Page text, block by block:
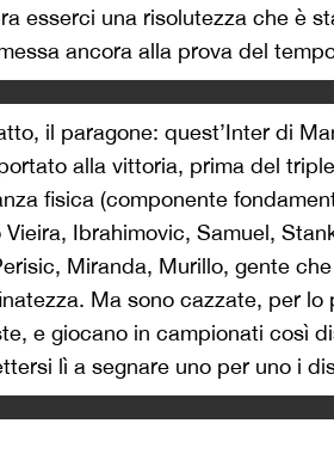
esserci una risolutezza che è
ancora alla prova del
il paragone: quest’Inter di
alla vittoria, prima del
fisica (componente
Vieira, Ibrahimovic, Samuel,
Miranda, Murillo, gente
Ma sono cazzate, per
e giocano in campionati così
lì a segnare uno per uno i